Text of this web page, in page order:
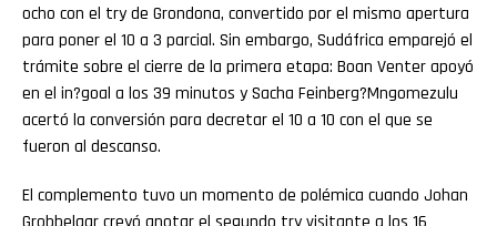
ocho con el try de Grondona, convertido por el mismo apertura
para poner el 10 a 3 parcial. Sin embargo, Sudáfrica emparejó el
trámite sobre el cierre de la primera etapa: Boan Venter apoyó
en el in?goal a los 39 minutos y Sacha Feinberg?Mngomezulu
acertó la conversión para decretar el 10 a 10 con el que se
fueron al descanso.
El complemento tuvo un momento de polémica cuando Johan